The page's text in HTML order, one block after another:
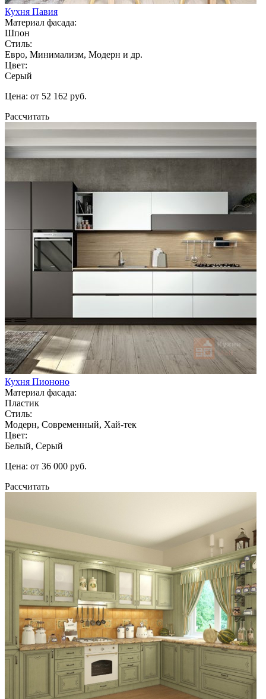
Кухня Павия
Материал фасада:
Шпон
Стиль:
Евро, Минимализм, Модерн и др.
Цвет:
Серый
Цена: от 52 162 руб.
Рассчитать
Кухня Пиононо
Материал фасада:
Пластик
Стиль:
Модерн, Современный, Хай-тек
Цвет:
Белый, Серый
Цена: от 36 000 руб.
Рассчитать